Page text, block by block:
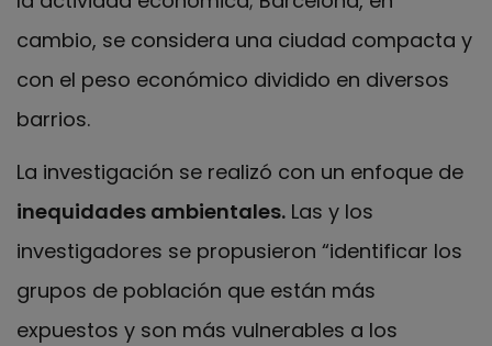
cambio, se considera una ciudad compacta y
con el peso económico dividido en diversos
barrios.
La investigación se realizó con un enfoque de
inequidades ambientales. Las y los
investigadores se propusieron “identificar los
grupos de población que están más
expuestos y son más vulnerables a los